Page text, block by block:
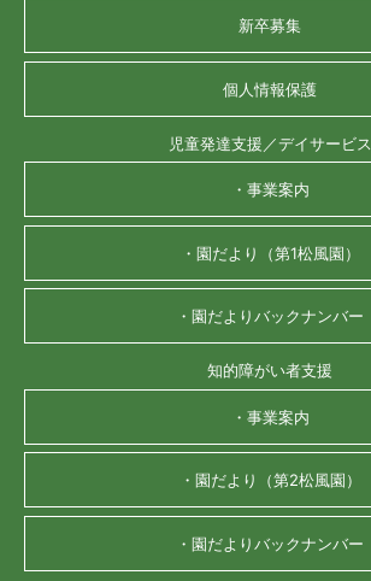
新卒募集
個人情報保護
児童発達支援／デイサービス
・事業案内
・園だより（第1松風園）
・園だよりバックナンバー
知的障がい者支援
・事業案内
・園だより（第2松風園）
・園だよりバックナンバー